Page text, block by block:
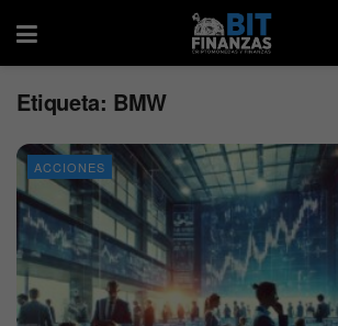
Etiqueta: BMW
ACCIONES